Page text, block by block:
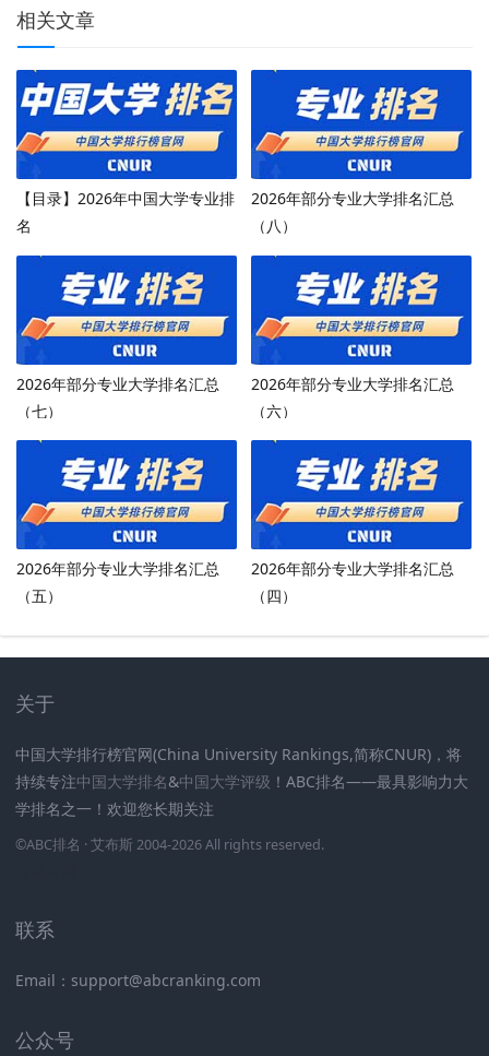
相关文章
【目录】2026年中国大学专业排
名
2026年部分专业大学排名汇总
（八）
2026年部分专业大学排名汇总
（七）
2026年部分专业大学排名汇总
（六）
2026年部分专业大学排名汇总
（五）
2026年部分专业大学排名汇总
（四）
关于
中国大学排行榜官网(China University Rankings,简称CNUR)，将
持续专注中国大学排名&中国大学评级 ！ABC排名——最具影响力大
学排名之一！欢迎您长期关注
©ABC排名 · 艾布斯 2004-2026 All rights reserved.
联系
Email：support@abcranking.com
公众号